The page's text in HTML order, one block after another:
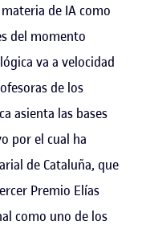
de IA como
del momento
va a velocidad
de los
asienta las bases
por el cual ha
de Cataluña, que
Premio Elías
como uno de los